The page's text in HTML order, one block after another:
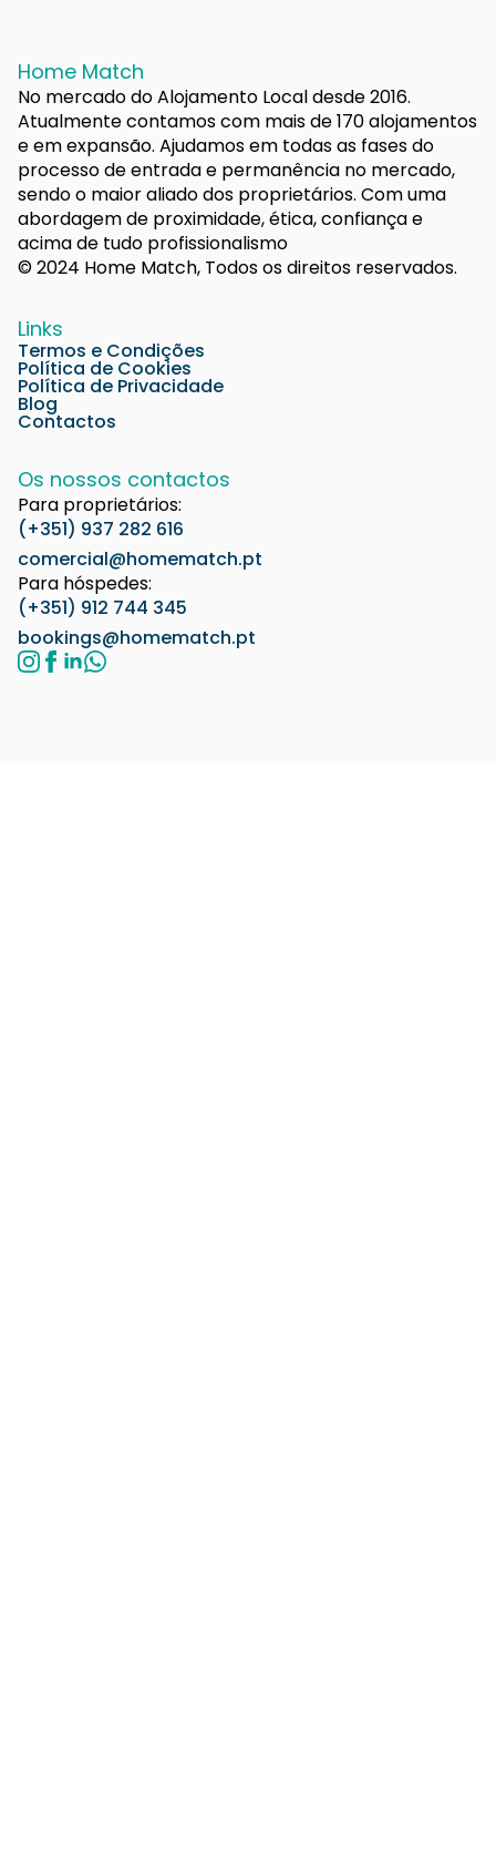
Home Match
No mercado do Alojamento Local desde 2016.
Atualmente contamos com mais de 170 alojamentos
e em expansão. Ajudamos em todas as fases do
processo de entrada e permanência no mercado,
sendo o maior aliado dos proprietários. Com uma
abordagem de proximidade, ética, confiança e
acima de tudo profissionalismo
© 2024 Home Match, Todos os direitos reservados.
Links
Termos e Condições
Política de Cookies
Política de Privacidade
Blog
Contactos
Os nossos contactos
Para proprietários:
(+351) 937 282 616
comercial@homematch.pt
Para hóspedes:
(+351) 912 744 345
bookings@homematch.pt